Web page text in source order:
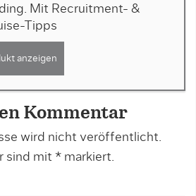
Mit Recruitment- &
Tipps
anzeigen
Kommentar
wird nicht veröffentlicht.
sind mit * markiert.